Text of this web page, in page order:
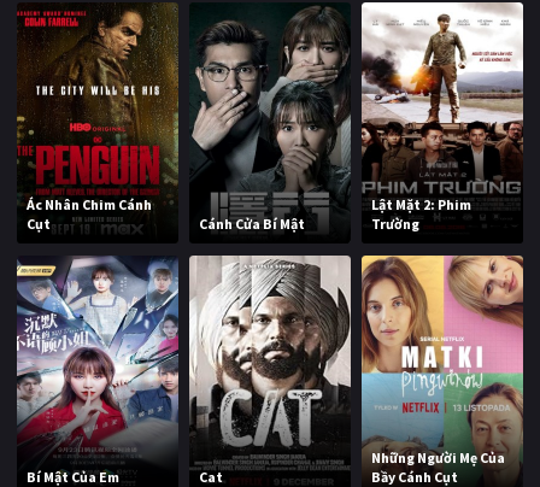
Ác Nhân Chim Cánh
Cụt
Cánh Cửa Bí Mật
Lật Mặt 2: Phim
Trường
Bí Mật Của Em Cat
Những Người Mẹ Của
Bầy Cánh Cụt